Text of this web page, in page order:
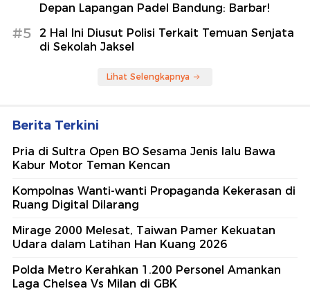
Depan Lapangan Padel Bandung: Barbar!
#5
2 Hal Ini Diusut Polisi Terkait Temuan Senjata
di Sekolah Jaksel
Lihat Selengkapnya
Berita Terkini
Pria di Sultra Open BO Sesama Jenis lalu Bawa
Kabur Motor Teman Kencan
Kompolnas Wanti-wanti Propaganda Kekerasan di
Ruang Digital Dilarang
Mirage 2000 Melesat, Taiwan Pamer Kekuatan
Udara dalam Latihan Han Kuang 2026
Polda Metro Kerahkan 1.200 Personel Amankan
Laga Chelsea Vs Milan di GBK